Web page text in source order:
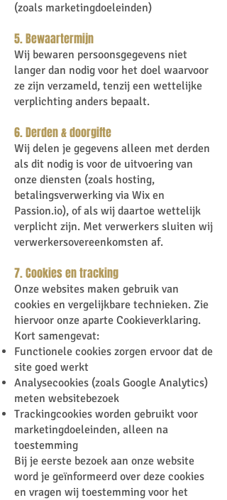
(zoals marketingdoeleinden)
5. Bewaartermijn
Wij bewaren persoonsgegevens niet
langer dan nodig voor het doel waarvoor
ze zijn verzameld, tenzij een wettelijke
verplichting anders bepaalt.
6. Derden & doorgifte
Wij delen je gegevens alleen met derden
als dit nodig is voor de uitvoering van
onze diensten (zoals hosting,
betalingsverwerking via Wix en
Passion.io), of als wij daartoe wettelijk
verplicht zijn. Met verwerkers sluiten wij
verwerkersovereenkomsten af.
7. Cookies en tracking
Onze websites maken gebruik van
cookies en vergelijkbare technieken. Zie
hiervoor onze aparte Cookieverklaring.
Kort samengevat:
Functionele cookies zorgen ervoor dat de
site goed werkt
Analysecookies (zoals Google Analytics)
meten websitebezoek
Trackingcookies worden gebruikt voor
marketingdoeleinden, alleen na
toestemming
Bij je eerste bezoek aan onze website
word je geïnformeerd over deze cookies
en vragen wij toestemming voor het